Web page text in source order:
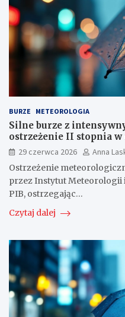
BURZE METEOROLOGIA
Silne burze z
ostrzeżenie II stopnia
29 czerwca 2026
Anna
Ostrzeżenie
przez Instytut Meteorologii
PIB, ostrzegając…
Czytaj dalej